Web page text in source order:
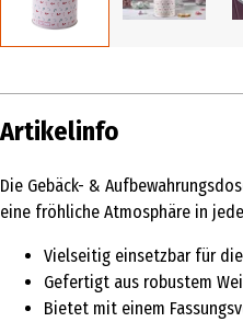
Artikelinfo
Die Gebäck- &
eine fröhliche Atmosphäre in
Vielseitig einsetzbar für
Gefertigt aus robustem
Bietet mit einem